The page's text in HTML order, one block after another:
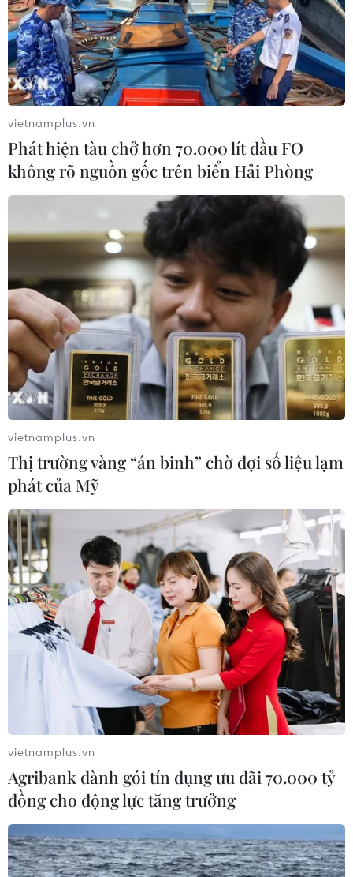
vietnamplus.vn
Phát hiện tàu chở hơn 70.000 lít dầu FO
không rõ nguồn gốc trên biển Hải Phòng
vietnamplus.vn
Thị trường vàng “án binh” chờ đợi số liệu lạm
phát của Mỹ
vietnamplus.vn
Agribank dành gói tín dụng ưu đãi 70.000 tỷ
đồng cho động lực tăng trưởng